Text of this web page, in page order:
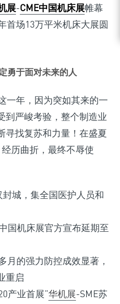
展-CME中国机床展帷幕
首场13万平米机床大展圆
勇于面对未来的人
一年，因为突如其来的一
到严峻考验，整个制造业
寻找复苏和力量！在盛夏
历曲折，最终不辱使
城，集全国医护人员和
国机床展官方宣布延期至
月的强力防控成效显著，
重启
产业首展”华机展-SME苏